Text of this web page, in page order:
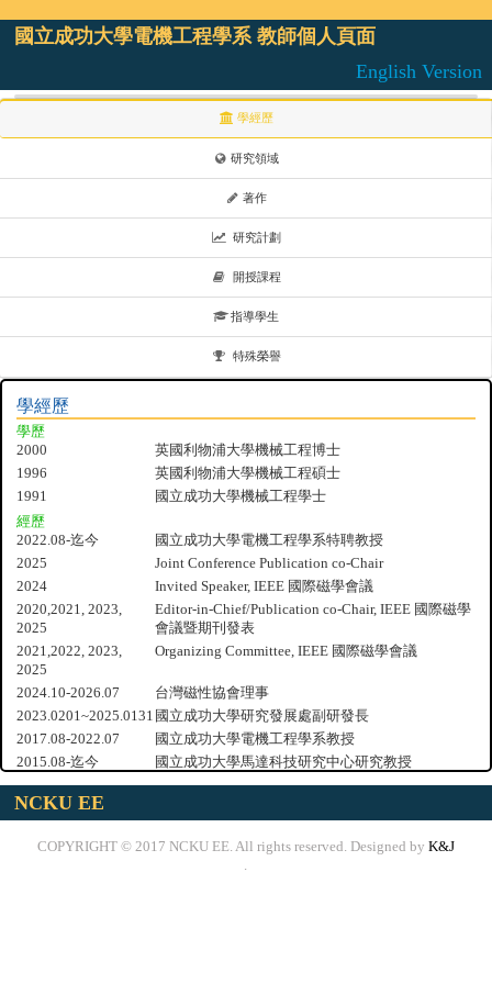
國立成功大學電機工程學系 教師個人頁面
English Version
學經歷
研究領域
著作
研究計劃
開授課程
指導學生
特殊榮譽
學經歷
學歷
2000
英國利物浦大學機械工程博士
1996
英國利物浦大學機械工程碩士
1991
國立成功大學機械工程學士
經歷
2022.08-迄今
國立成功大學電機工程學系特聘教授
2025
Joint Conference Publication co-Chair
2024
Invited Speaker, IEEE 國際磁學會議
2020,2021, 2023,
2025
Editor-in-Chief/Publication co-Chair, IEEE 國際磁學
會議暨期刊發表
2021,2022, 2023,
2025
Organizing Committee, IEEE 國際磁學會議
2024.10-2026.07
台灣磁性協會理事
2023.0201~2025.0131 國立成功大學研究發展處副研發長
2017.08-2022.07
國立成功大學電機工程學系教授
2015.08-迄今
國立成功大學馬達科技研究中心研究教授
2012.08-2017.07
國立成功大學系統及船舶機電工程學系教授
2012.08-2015.07
2003.08-2007.07
國立成功大學系統及船舶機電工程學系助理教授
NCKU EE
COPYRIGHT © 2017 NCKU EE. All rights reserved. Designed by K&J
.